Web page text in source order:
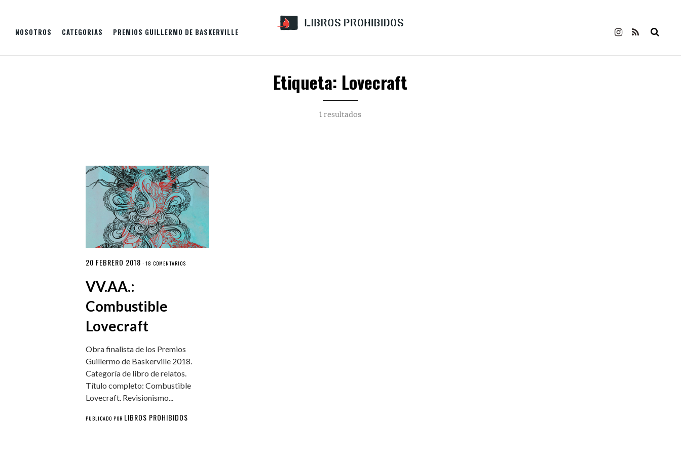
NOSOTROS CATEGORIAS PREMIOS GUILLERMO DE BASKERVILLE
Etiqueta: Lovecraft
1 resultados
20 FEBRERO 2018 ·18 COMENTARIOS
VV.AA.:
Combustible
Lovecraft
Obra finalista de los Premios
Guillermo de Baskerville 2018.
Categoría de libro de relatos.
Título completo: Combustible
Lovecraft. Revisionismo...
PUBLICADO POR LIBROS PROHIBIDOS